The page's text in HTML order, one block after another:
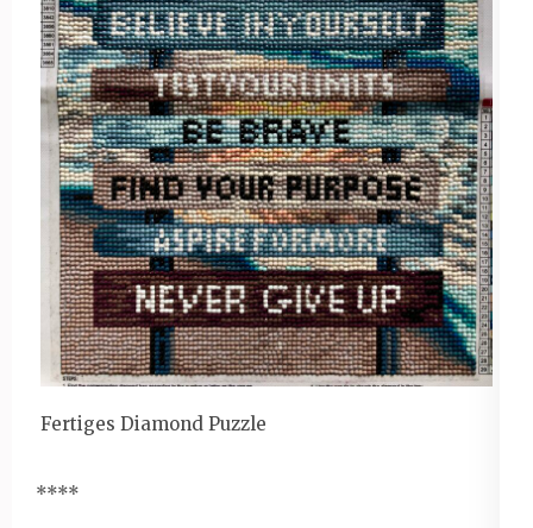
Fertiges Diamond Puzzle
****